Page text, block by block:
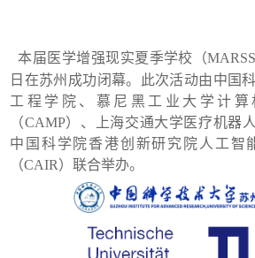
本届医学增强现实夏季学校（MARSS
日在苏州成功闭幕。此次活动由中国
工程学院、慕尼黑工业大学计
（CAMP）、上海交通大学医疗机器
中国科学院香港创新研究院人工智
（CAIR）联合举办。